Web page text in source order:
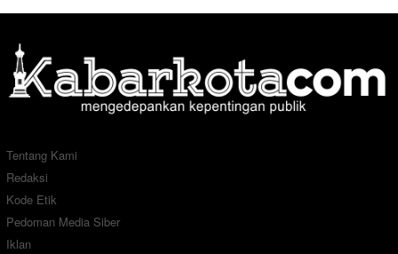
Tentang Kami
Redaksi
Kode Etik
Pedoman Media Siber
Iklan